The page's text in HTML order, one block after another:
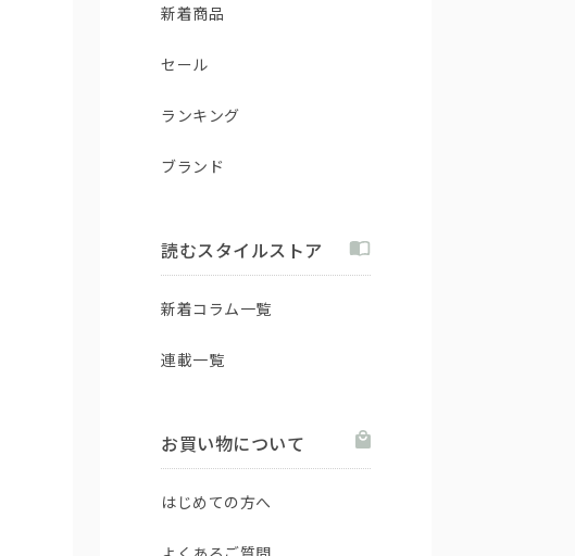
新着商品
セール
ランキング
ブランド
読むスタイルストア
新着コラム一覧
連載一覧
お買い物について
はじめての方へ